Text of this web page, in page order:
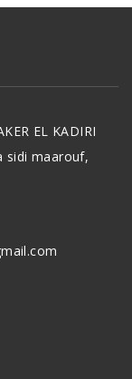
EL KADIRI
sidi maarouf,